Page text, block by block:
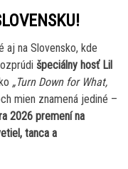
aj na Slovensko, kde
špeciálny hosť Lil
„Turn Down for What,
mien znamená jediné –
2026 premení na
tanca a